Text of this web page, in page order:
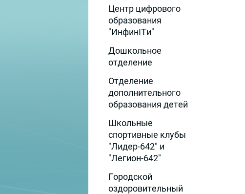
Центр цифрового
образования
"ИнфинITи"
Дошкольное
отделение
Отделение
дополнительного
образования детей
Школьные
спортивные клубы
"Лидер-642" и
"Легион-642"
Городской
оздоровительный